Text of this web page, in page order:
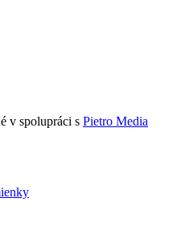
v spolupráci s Pietro Media